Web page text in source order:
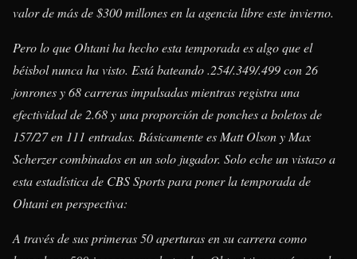
valor de más de $300 millones en la agencia libre este invierno.
Pero lo que Ohtani ha hecho esta temporada es algo que el
béisbol nunca ha visto. Está bateando .254/.349/.499 con 26
jonrones y 68 carreras impulsadas mientras registra una
efectividad de 2.68 y una proporción de ponches a boletos de
157/27 en 111 entradas. Básicamente es Matt Olson y Max
Scherzer combinados en un solo jugador. Solo eche un vistazo a
esta estadística de CBS Sports para poner la temporada de
Ohtani en perspectiva:
A través de sus primeras 50 aperturas en su carrera como